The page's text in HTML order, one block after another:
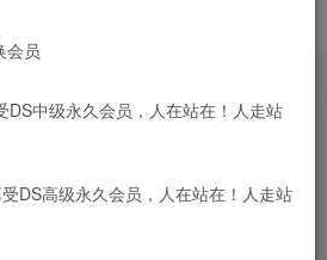
...
排序
会员
DS中级永久会员，人在站在！人走站
DS高级永久会员，人在站在！人走站